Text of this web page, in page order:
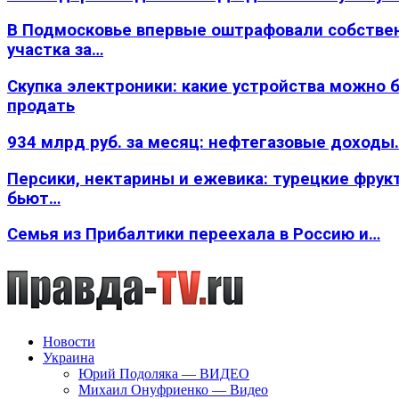
В Подмосковье впервые оштрафовали
участка за…
Скупка электроники: какие устройства можно
продать
934 млрд руб. за месяц: нефтегазовые
Персики, нектарины и ежевика: турецкие
бьют…
Семья из Прибалтики переехала в Россию и…
Новости
Украина
Юрий Подоляка — ВИДЕО
Михаил Онуфриенко — Видео